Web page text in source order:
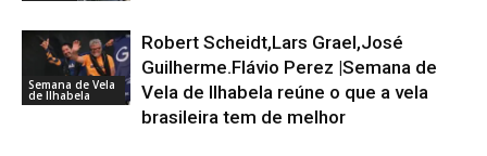
Semana de Vela
de Ilhabela
Robert Scheidt,Lars Grael,José
Guilherme.Flávio Perez |Semana de
Vela de Ilhabela reúne o que a vela
brasileira tem de melhor